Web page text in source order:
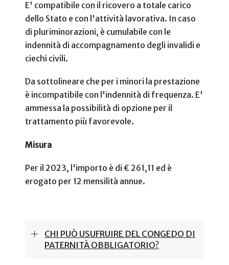
E' compatibile con il ricovero a totale carico
dello Stato e con l'attività lavorativa. In caso
di pluriminorazioni, è cumulabile con le
indennità di accompagnamento degli invalidi e
ciechi civili.
Da sottolineare che per i minori la prestazione
è incompatibile con l'indennità di frequenza. E'
ammessa la possibilità di opzione per il
trattamento più favorevole.
Misura
Per il 2023, l'importo è di € 261,11 ed è
erogato per 12 mensilità annue.
CHI PUÒ USUFRUIRE DEL CONGEDO DI
PATERNITÀ OBBLIGATORIO?